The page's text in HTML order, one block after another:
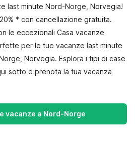
last minute Nord-Norge, Norvegia!
* con cancellazione gratuita.
le eccezionali Casa vacanze
per le tue vacanze last minute
Norvegia. Esplora i tipi di case
sotto e prenota la tua vacanza
vacanze a Nord-Norge